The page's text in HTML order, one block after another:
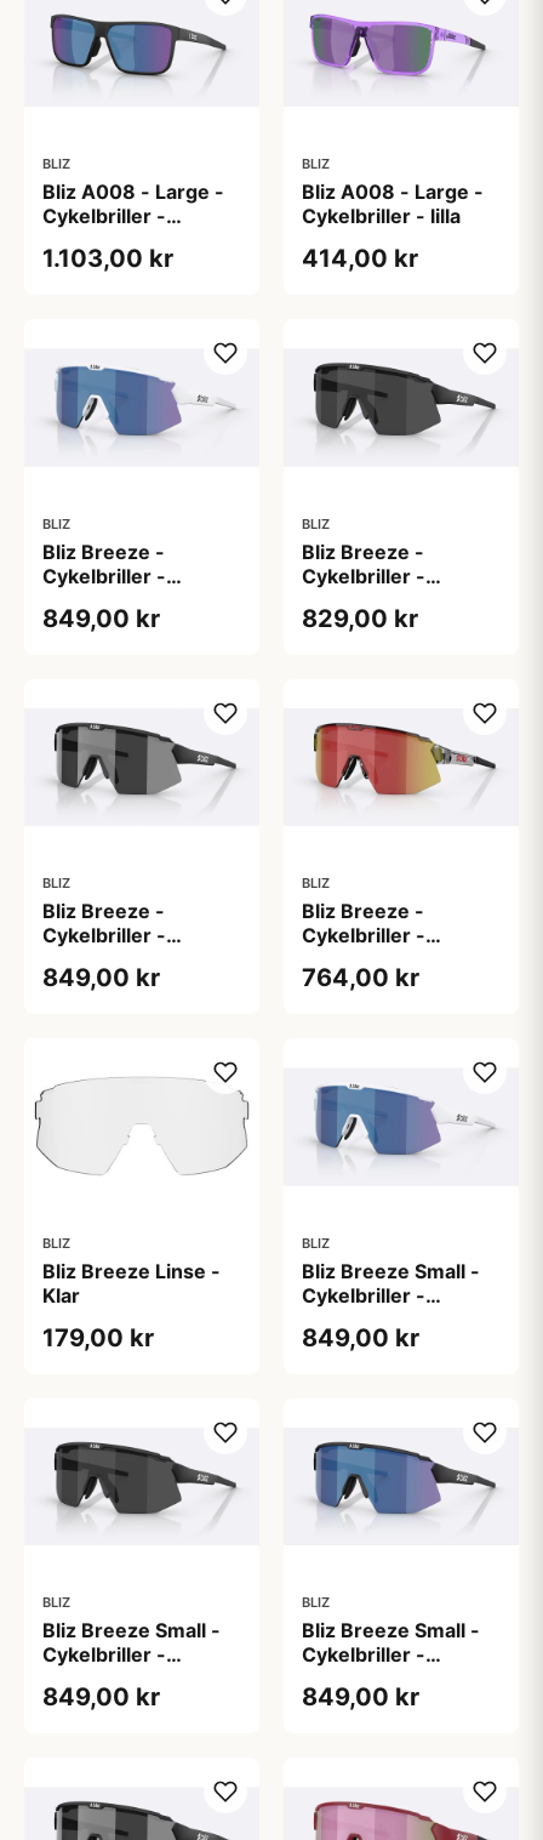
BLIZ
Bliz A008 - Large -
Cykelbriller -
1.103,00 kr
BLIZ
Bliz A008 - Large -
Cykelbriller - lilla
414,00 kr
BLIZ
Bliz Breeze -
Cykelbriller -
Multi
849,00 kr
BLIZ
Bliz Breeze -
Cykelbriller -
829,00 kr
BLIZ
Bliz Breeze -
Cykelbriller -
Mirror
849,00 kr
BLIZ
Bliz Breeze -
Cykelbriller -
Grey/Brun/Red Multi
764,00 kr
BLIZ
Bliz Breeze Linse -
Klar
179,00 kr
BLIZ
Bliz Breeze Small -
Cykelbriller -
Multi
849,00 kr
BLIZ
Bliz Breeze Small -
Cykelbriller -
849,00 kr
BLIZ
Bliz Breeze Small -
Cykelbriller -
Multi
849,00 kr